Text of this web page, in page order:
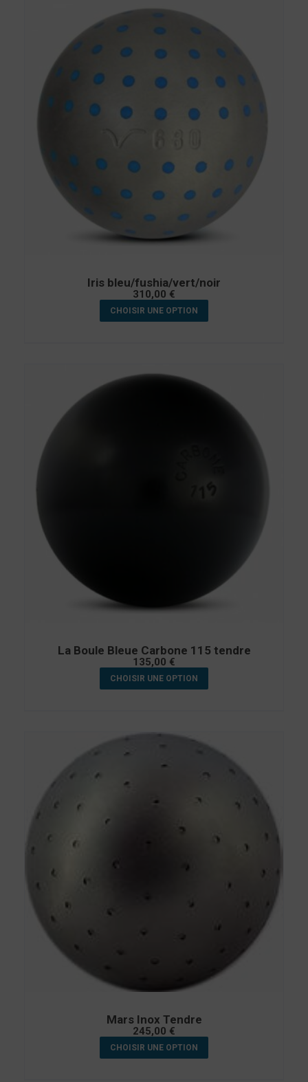
Iris bleu/fushia/vert/noir
310,00 €
CHOISIR UNE OPTION
La Boule Bleue Carbone 115 tendre
135,00 €
CHOISIR UNE OPTION
Mars Inox Tendre
245,00 €
CHOISIR UNE OPTION